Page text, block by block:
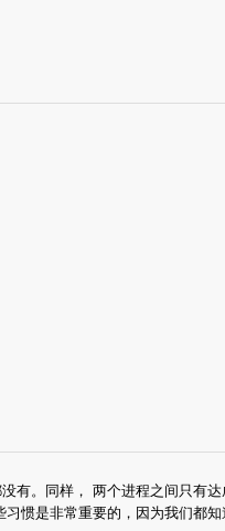
有。同样， 两个进程之间只有
惯是非常重要的，因为我们都